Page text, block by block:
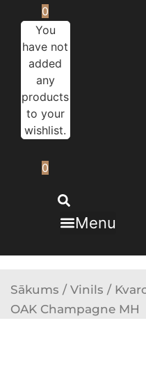
0
You
have not
added
any
products
to your
wishlist.
0
Menu
Sākums / Vinils /
OAK Champagne MH